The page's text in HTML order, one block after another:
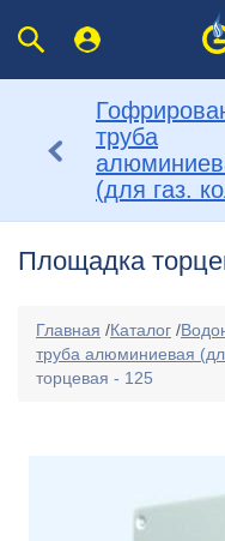
труба
(для газ.
Площадка
Главная /Каталог /
труба алюминиевая
торцевая - 125